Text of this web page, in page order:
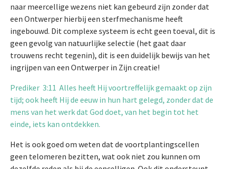
naar meercellige wezens niet kan gebeurd zijn zonder dat
een Ontwerper hierbij een sterfmechanisme heeft
ingebouwd. Dit complexe systeem is echt geen toeval, dit is
geen gevolg van natuurlijke selectie (het gaat daar
trouwens recht tegenin), dit is een duidelijk bewijs van het
ingrijpen van een Ontwerper in Zijn creatie!
Prediker 3:11 Alles heeft Hij voortreffelijk gemaakt op zijn
tijd; ook heeft Hij de eeuw in hun hart gelegd, zonder dat de
mens van het werk dat God doet, van het begin tot het
einde, iets kan ontdekken.
Het is ook goed om weten dat de voortplantingscellen
geen telomeren bezitten, wat ook niet zou kunnen om